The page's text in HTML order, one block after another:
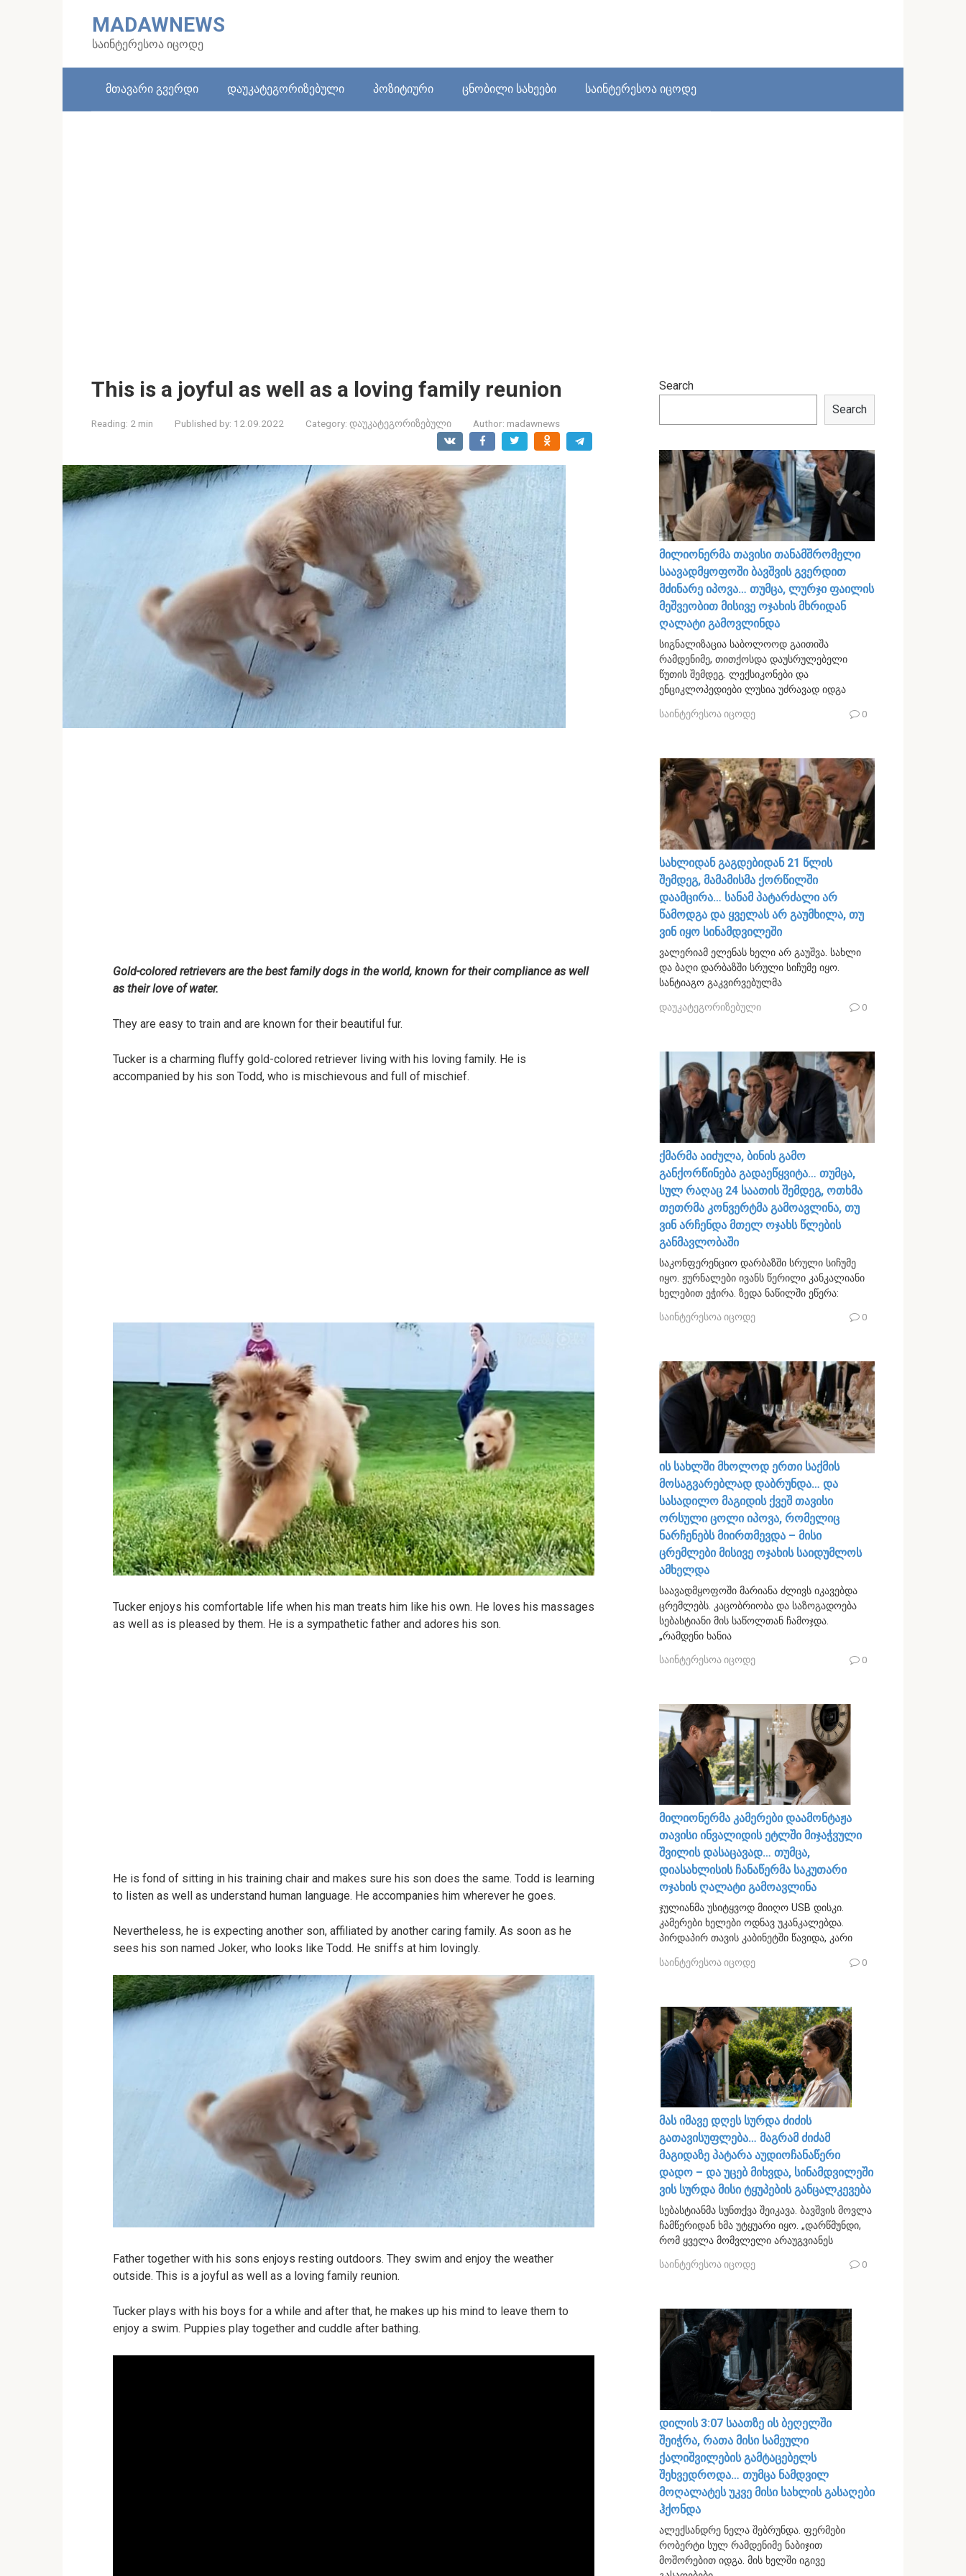
MADAWNEWS
საინტერესოა იცოდე
მთავარი გვერდი დაუკატეგორიზებული პოზიტიური ცნობილი სახეები საინტერესოა იცოდე
This is a joyful as well as a loving family reunion
Reading: 2 min Published by: 12.09.2022 Category: დაუკატეგორიზებული Author: madawnews
Gold-colored retrievers are the best family dogs in the world, known for their compliance as well
as their love of water.
They are easy to train and are known for their beautiful fur.
Tucker is a charming fluffy gold-colored retriever living with his loving family. He is
accompanied by his son Todd, who is mischievous and full of mischief.
Tucker enjoys his comfortable life when his man treats him like his own. He loves his massages
as well as is pleased by them. He is a sympathetic father and adores his son.
He is fond of sitting in his training chair and makes sure his son does the same. Todd is learning
to listen as well as understand human language. He accompanies him wherever he goes.
Nevertheless, he is expecting another son, affiliated by another caring family. As soon as he
sees his son named Joker, who looks like Todd. He sniffs at him lovingly.
Father together with his sons enjoys resting outdoors. They swim and enjoy the weather
outside. This is a joyful as well as a loving family reunion.
Tucker plays with his boys for a while and after that, he makes up his mind to leave them to
enjoy a swim. Puppies play together and cuddle after bathing.
Search
Search
მილიონერმა თავისი თანამშრომელი
საავადმყოფოში ბავშვის გვერდით
მძინარე იპოვა… თუმცა, ლურჯი ფაილის
მეშვეობით მისივე ოჯახის მხრიდან
ღალატი გამოვლინდა
სიგნალიზაცია საბოლოოდ გაითიშა
რამდენიმე, თითქოსდა დაუსრულებელი
წუთის შემდეგ. ლექსიკონები და
ენციკლოპედიები ლუსია უძრავად იდგა
საინტერესოა იცოდე 0
სახლიდან გაგდებიდან 21 წლის
შემდეგ, მამამისმა ქორწილში
დაამცირა… სანამ პატარძალი არ
წამოდგა და ყველას არ გაუმხილა, თუ
ვინ იყო სინამდვილეში
ვალერიამ ელენას ხელი არ გაუშვა. სახლი
და ბაღი დარბაზში სრული სიჩუმე იყო.
სანტიაგო გაკვირვებულმა
დაუკატეგორიზებული 0
ქმარმა აიძულა, ბინის გამო
განქორწინება გადაეწყვიტა… თუმცა,
სულ რაღაც 24 საათის შემდეგ, ოთხმა
თეთრმა კონვერტმა გამოავლინა, თუ
ვინ არჩენდა მთელ ოჯახს წლების
განმავლობაში
საკონფერენციო დარბაზში სრული სიჩუმე
იყო. ჟურნალები ივანს წერილი კანკალიანი
ხელებით ეჭირა. ზედა ნაწილში ეწერა:
საინტერესოა იცოდე 0
ის სახლში მხოლოდ ერთი საქმის
მოსაგვარებლად დაბრუნდა… და
სასადილო მაგიდის ქვეშ თავისი
ორსული ცოლი იპოვა, რომელიც
ნარჩენებს მიირთმევდა – მისი
ცრემლები მისივე ოჯახის საიდუმლოს
ამხელდა
საავადმყოფოში მარიანა ძლივს იკავებდა
ცრემლებს. კაცობრიობა და საზოგადოება
სებასტიანი მის საწოლთან ჩამოჯდა.
„რამდენი ხანია
საინტერესოა იცოდე 0
მილიონერმა კამერები დაამონტაჟა
თავისი ინვალიდის ეტლში მიჯაჭვული
შვილის დასაცავად… თუმცა,
დიასახლისის ჩანაწერმა საკუთარი
ოჯახის ღალატი გამოავლინა
ჯულიანმა უსიტყვოდ მიიღო USB დისკი.
კამერები ხელები ოდნავ უკანკალებდა.
პირდაპირ თავის კაბინეტში წავიდა, კარი
საინტერესოა იცოდე 0
მას იმავე დღეს სურდა ძიძის
გათავისუფლება… მაგრამ ძიძამ
მაგიდაზე პატარა აუდიოჩანაწერი
დადო – და უცებ მიხვდა, სინამდვილეში
ვის სურდა მისი ტყუპების განცალკევება
სებასტიანმა სუნთქვა შეიკავა. ბავშვის მოვლა
ჩამწერიდან ხმა უტყუარი იყო. „დარწმუნდი,
რომ ყველა მომვლელი არაუგვიანეს
საინტერესოა იცოდე 0
დილის 3:07 საათზე ის ბეღელში
შეიჭრა, რათა მისი სამეული
ქალიშვილების გამტაცებელს
შეხვედროდა… თუმცა ნამდვილ
მოღალატეს უკვე მისი სახლის გასაღები
ჰქონდა
ალექსანდრე ნელა შებრუნდა. ფერმები
რობერტი სულ რამდენიმე ნაბიჯით
მოშორებით იდგა. მის ხელში იგივე